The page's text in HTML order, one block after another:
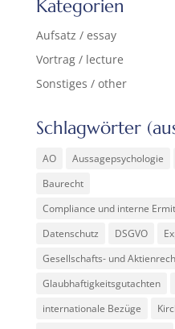
Kategorien
Aufsatz / essay
Vortrag / lecture
Sonstiges / other
Schlagwörter
AO Aussagepsychologie
Baurecht
Compliance und interne
Datenschutz
DSGVO
Gesellschafts- und
Glaubhaftigkeitsgutachten
internationale Bezüge